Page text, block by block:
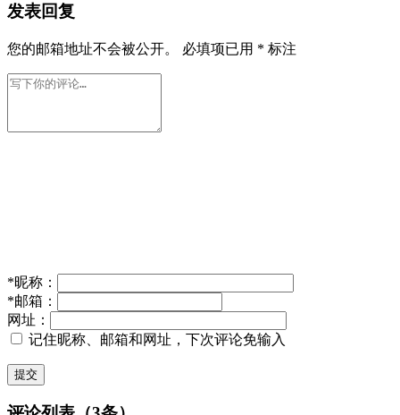
发表回复
您的邮箱地址不会被公开。 必填项已用 * 标注
*昵称：
*邮箱：
网址：
记住昵称、邮箱和网址，下次评论免输入
提交